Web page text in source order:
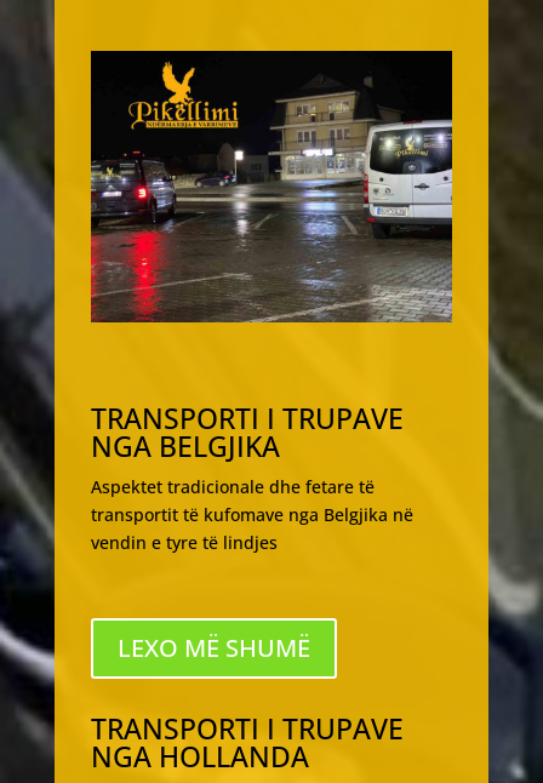
TRANSPORTI I TRUPAVE
NGA BELGJIKA
Aspektet tradicionale dhe fetare të
transportit të kufomave nga Belgjika në
vendin e tyre të lindjes
LEXO MË SHUMË
TRANSPORTI I TRUPAVE
NGA HOLLANDA